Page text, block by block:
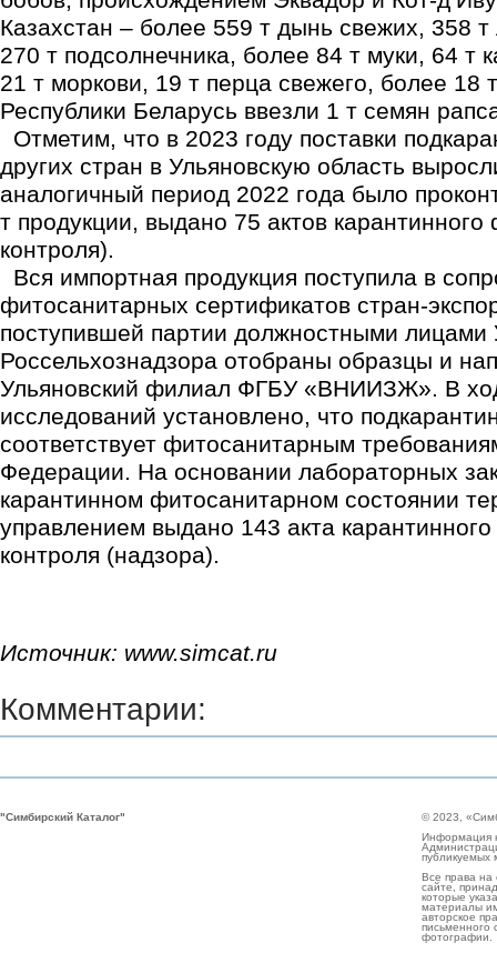
Казахстан – более 559 т дынь свежих, 358 т
270 т подсолнечника, более 84 т муки, 64 т
21 т моркови, 19 т перца свежего, более 18
Республики Беларусь ввезли 1 т семян
Отметим, что в 2023 году поставки
других стран в Ульяновскую область
аналогичный период 2022 года было
т продукции, выдано 75 актов карантинного
контроля).
Вся импортная продукция поступила в
фитосанитарных сертификатов стран-
поступившей партии должностными лицами
Россельхознадзора отобраны образцы и
Ульяновский филиал ФГБУ «ВНИИЗЖ». В
исследований установлено, что
соответствует фитосанитарным
Федерации. На основании лабораторных
карантинном фитосанитарном состоянии
управлением выдано 143 акта
контроля (надзора).
Источник: www.simcat.ru
Комментарии:
"Симбирский Каталог"
© 2023,
Информация
публикуемых
Все права
сайте,
которые
материалы
авторское
письменного
фотографии.